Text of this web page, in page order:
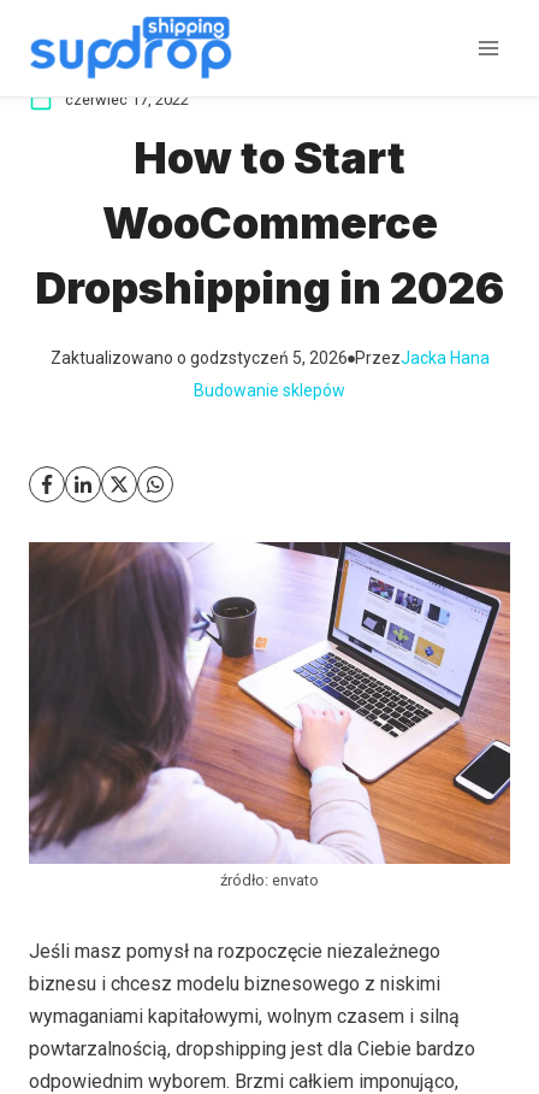
czerwiec 17, 2022
How to Start
WooCommerce
Dropshipping in 2026
Zaktualizowano o godzstyczeń 5, 2026 PrzezJacka Hana
Budowanie sklepów
źródło: envato
Jeśli masz pomysł na rozpoczęcie niezależnego
biznesu i chcesz modelu biznesowego z niskimi
wymaganiami kapitałowymi, wolnym czasem i silną
powtarzalnością, dropshipping jest dla Ciebie bardzo
odpowiednim wyborem. Brzmi całkiem imponująco,